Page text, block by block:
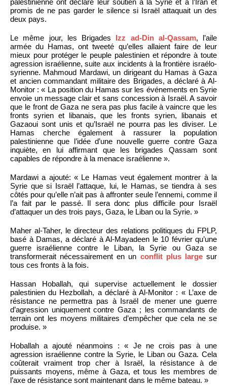
palestinienne ont déclaré leur soutien à la Syrie et à l’Iran et
promis de ne pas garder le silence si Israël attaquait un des
deux pays.
Le même jour, les Brigades Izz ad-Din al-Qassam, l’aile
armée du Hamas, ont tweeté qu’elles allaient faire de leur
mieux pour protéger le peuple palestinien et répondre à toute
agression israélienne, suite aux incidents à la frontière israélo-
syrienne. Mahmoud Mardawi, un dirigeant du Hamas à Gaza
et ancien commandant militaire des Brigades, a déclaré à Al-
Monitor : « La position du Hamas sur les événements en Syrie
envoie un message clair et sans concession à Israël. A savoir
que le front de Gaza ne sera pas plus facile à vaincre que les
fronts syrien et libanais, que les fronts syrien, libanais et
Gazaoui sont unis et qu’Israël ne pourra pas les diviser. Le
Hamas cherche également à rassurer la population
palestinienne que l’idée d’une nouvelle guerre contre Gaza
inquiète, en lui affirmant que les brigades Qassam sont
capables de répondre à la menace israélienne ».
Mardawi a ajouté: « Le Hamas veut également montrer à la
Syrie que si Israël l’attaque, lui, le Hamas, se tiendra à ses
côtés pour qu’elle n’ait pas à affronter seule l’ennemi, comme il
l’a fait par le passé. Il sera donc plus difficile pour Israël
d’attaquer un des trois pays, Gaza, le Liban ou la Syrie. »
Maher al-Taher, le directeur des relations politiques du FPLP,
basé à Damas, a déclaré à Al-Mayadeen le 10 février qu’une
guerre israélienne contre le Liban, la Syrie ou Gaza se
transformerait nécessairement en un conflit plus largesur
tous ces fronts à la fois.
Hassan Hoballah, qui supervise actuellement le dossier
palestinien du Hezbollah, a déclaré à Al-Monitor : « L’axe de
résistance ne permettra pas à Israël de mener une guerre
d’agression uniquement contre Gaza ; les commandants de
terrain ont les moyens militaires d’empêcher que cela ne se
produise. »
Hoballah a ajouté néanmoins : « Je ne crois pas à une
agression israélienne contre la Syrie, le Liban ou Gaza. Cela
coûterait vraiment trop cher à Israël, la résistance à de
puissants moyens, même à Gaza, et tous les membres de
l’axe de résistance sont maintenant dans le même bateau. »